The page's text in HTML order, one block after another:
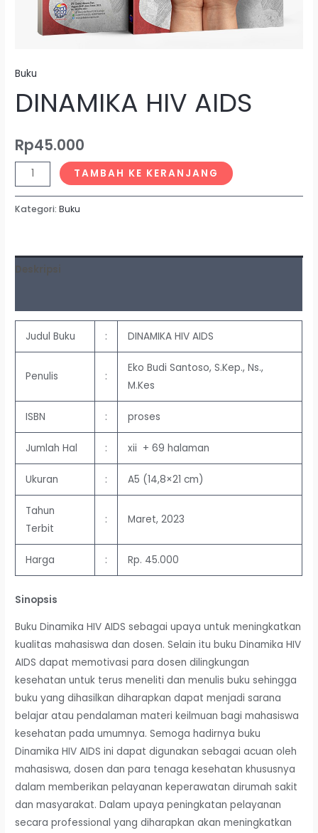
Buku
DINAMIKA HIV AIDS
Rp45.000
TAMBAH KE KERANJANG
Kategori:Buku
Deskripsi
Judul Buku : DINAMIKA HIV AIDS
Penulis :
Eko Budi Santoso, S.Kep., Ns.,
M.Kes
ISBN : proses
Jumlah Hal : xii + 69 halaman
Ukuran : A5 (14,8×21 cm)
Tahun
Terbit
: Maret, 2023
Harga : Rp. 45.000
Sinopsis
Buku Dinamika HIV AIDS sebagai upaya untuk meningkatkan
kualitas mahasiswa dan dosen. Selain itu buku Dinamika HIV
AIDS dapat memotivasi para dosen dilingkungan
kesehatan untuk terus meneliti dan menulis buku sehingga
buku yang dihasilkan diharapkan dapat menjadi sarana
belajar atau pendalaman materi keilmuan bagi mahasiswa
kesehatan pada umumnya. Semoga hadirnya buku
Dinamika HIV AIDS ini dapat digunakan sebagai acuan oleh
mahasiswa, dosen dan para tenaga kesehatan khususnya
dalam memberikan pelayanan keperawatan dirumah sakit
dan masyarakat. Dalam upaya peningkatan pelayanan
secara professional yang diharapkan akan meningkatkan